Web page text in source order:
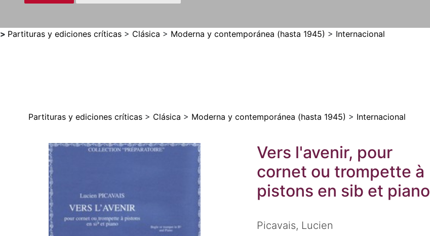
> Partituras y ediciones críticas > Clásica > Moderna y contemporánea (hasta 1945) > Internacional
Partituras y ediciones críticas > Clásica > Moderna y contemporánea (hasta 1945) > Internacional
Vers l'avenir, pour
cornet ou trompette à
pistons en sib et piano
Picavais, Lucien